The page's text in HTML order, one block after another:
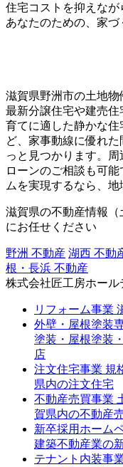
住宅コストを抑えな
あなたのための、家づ
滋賀県野洲市の土地
最新分譲住宅や建売
育てに適した静かな
ど、家事動線に優れ
っと見つかります。
ローンのご相談も可
ムを実現するなら、地
滋賀県の不動産情報
にお任せください
野洲 不動産 湖西 不動
根・長浜 不動産
株式会社匠工房ホー
リフォーム事業
外壁・屋根塗装
塗装・屋根塗装
店
注文住宅事業 規
県内の注文住宅
不動産売買事業
賀県内の不動産
新卒採用ホーム
建築不動産業の
テナント内装事